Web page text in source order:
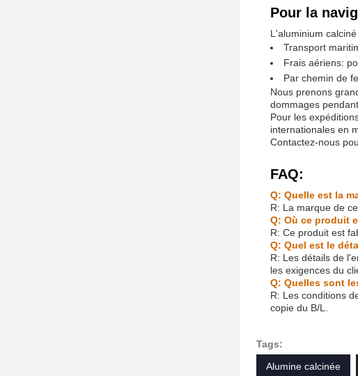
Pour la
L'aluminium
Transport
Frais aériens:
Par chemin de
Nous prenons
dommages
Pour les
internationales en
Contactez-nous
FAQ:
Q: Quelle est la
R: La marque de
Q: Où ce produit
R: Ce produit est
Q: Quel est le
R: Les détails de
les exigences du
Q: Quelles sont
R: Les conditions
copie du B/L.
Tags:
Alumine calcinée